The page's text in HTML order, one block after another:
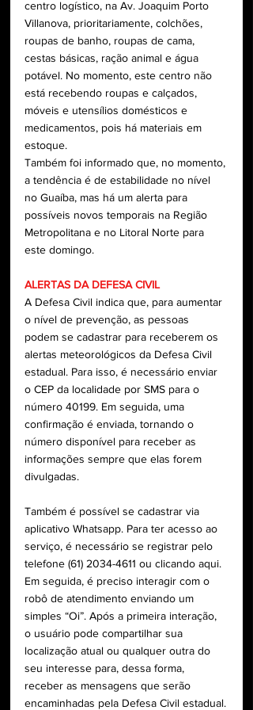
centro logístico, na Av. Joaquim Porto
Villanova, prioritariamente, colchões,
roupas de banho, roupas de cama,
cestas básicas, ração animal e água
potável. No momento, este centro não
está recebendo roupas e calçados,
móveis e utensílios domésticos e
medicamentos, pois há materiais em
estoque.
Também foi informado que, no momento,
a tendência é de estabilidade no nível
no Guaíba, mas há um alerta para
possíveis novos temporais na Região
Metropolitana e no Litoral Norte para
este domingo.
ALERTAS DA DEFESA CIVIL
A Defesa Civil indica que, para aumentar
o nível de prevenção, as pessoas
podem se cadastrar para receberem os
alertas meteorológicos da Defesa Civil
estadual. Para isso, é necessário enviar
o CEP da localidade por SMS para o
número 40199. Em seguida, uma
confirmação é enviada, tornando o
número disponível para receber as
informações sempre que elas forem
divulgadas.
Também é possível se cadastrar via
aplicativo Whatsapp. Para ter acesso ao
serviço, é necessário se registrar pelo
telefone (61) 2034-4611 ou clicando aqui.
Em seguida, é preciso interagir com o
robô de atendimento enviando um
simples “Oi”. Após a primeira interação,
o usuário pode compartilhar sua
localização atual ou qualquer outra do
seu interesse para, dessa forma,
receber as mensagens que serão
encaminhadas pela Defesa Civil estadual.